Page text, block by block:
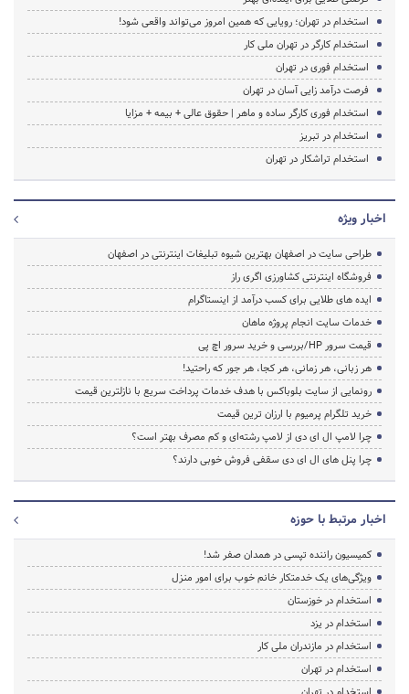
استخدام در تهران؛ رویایی که همین امروز می‌تواند واقعی شود!
استخدام کارگر در تهران ملی کار
استخدام فوری در تهران
فرصت درآمد زایی آسان در تهران
استخدام فوری کارگر ساده و ماهر | حقوق عالی + بیمه + مزایا
استخدام در تبریز
استخدام تراشکار در تهران
اخبار ویژه
طراحی سایت در اصفهان بهترین شیوه تبلیغات اینترنتی در اصفهان
فروشگاه اینترنتی کشاورزی اگری راز
ایده های طلایی برای کسب درآمد از اینستاگرام
خدمات سایت انجام پروژه ماهان
قیمت سرور HP/بررسی و خرید سرور اچ پی
هر زبانی، هر زمانی، هر کجا، هر جور که راحتید!
رونمایی از سایت بلوباکس با هدف خدمات پرداخت سریع با نازلترین قیمت
خرید تلگرام پرمیوم با ارزان ترین قیمت
چرا لامپ ال ای دی از لامپ رشته‌ای و کم مصرف بهتر است؟
چرا پنل های ال ای دی سقفی فروش خوبی دارند؟
اخبار مرتبط با حوزه
کمیسیون راننده تپسی در همدان صفر شد!
ویژگی‌های یک خدمتکار خانم خوب برای امور منزل
استخدام در خوزستان
استخدام در یزد
استخدام در مازندران ملی کار
استخدام در تهران